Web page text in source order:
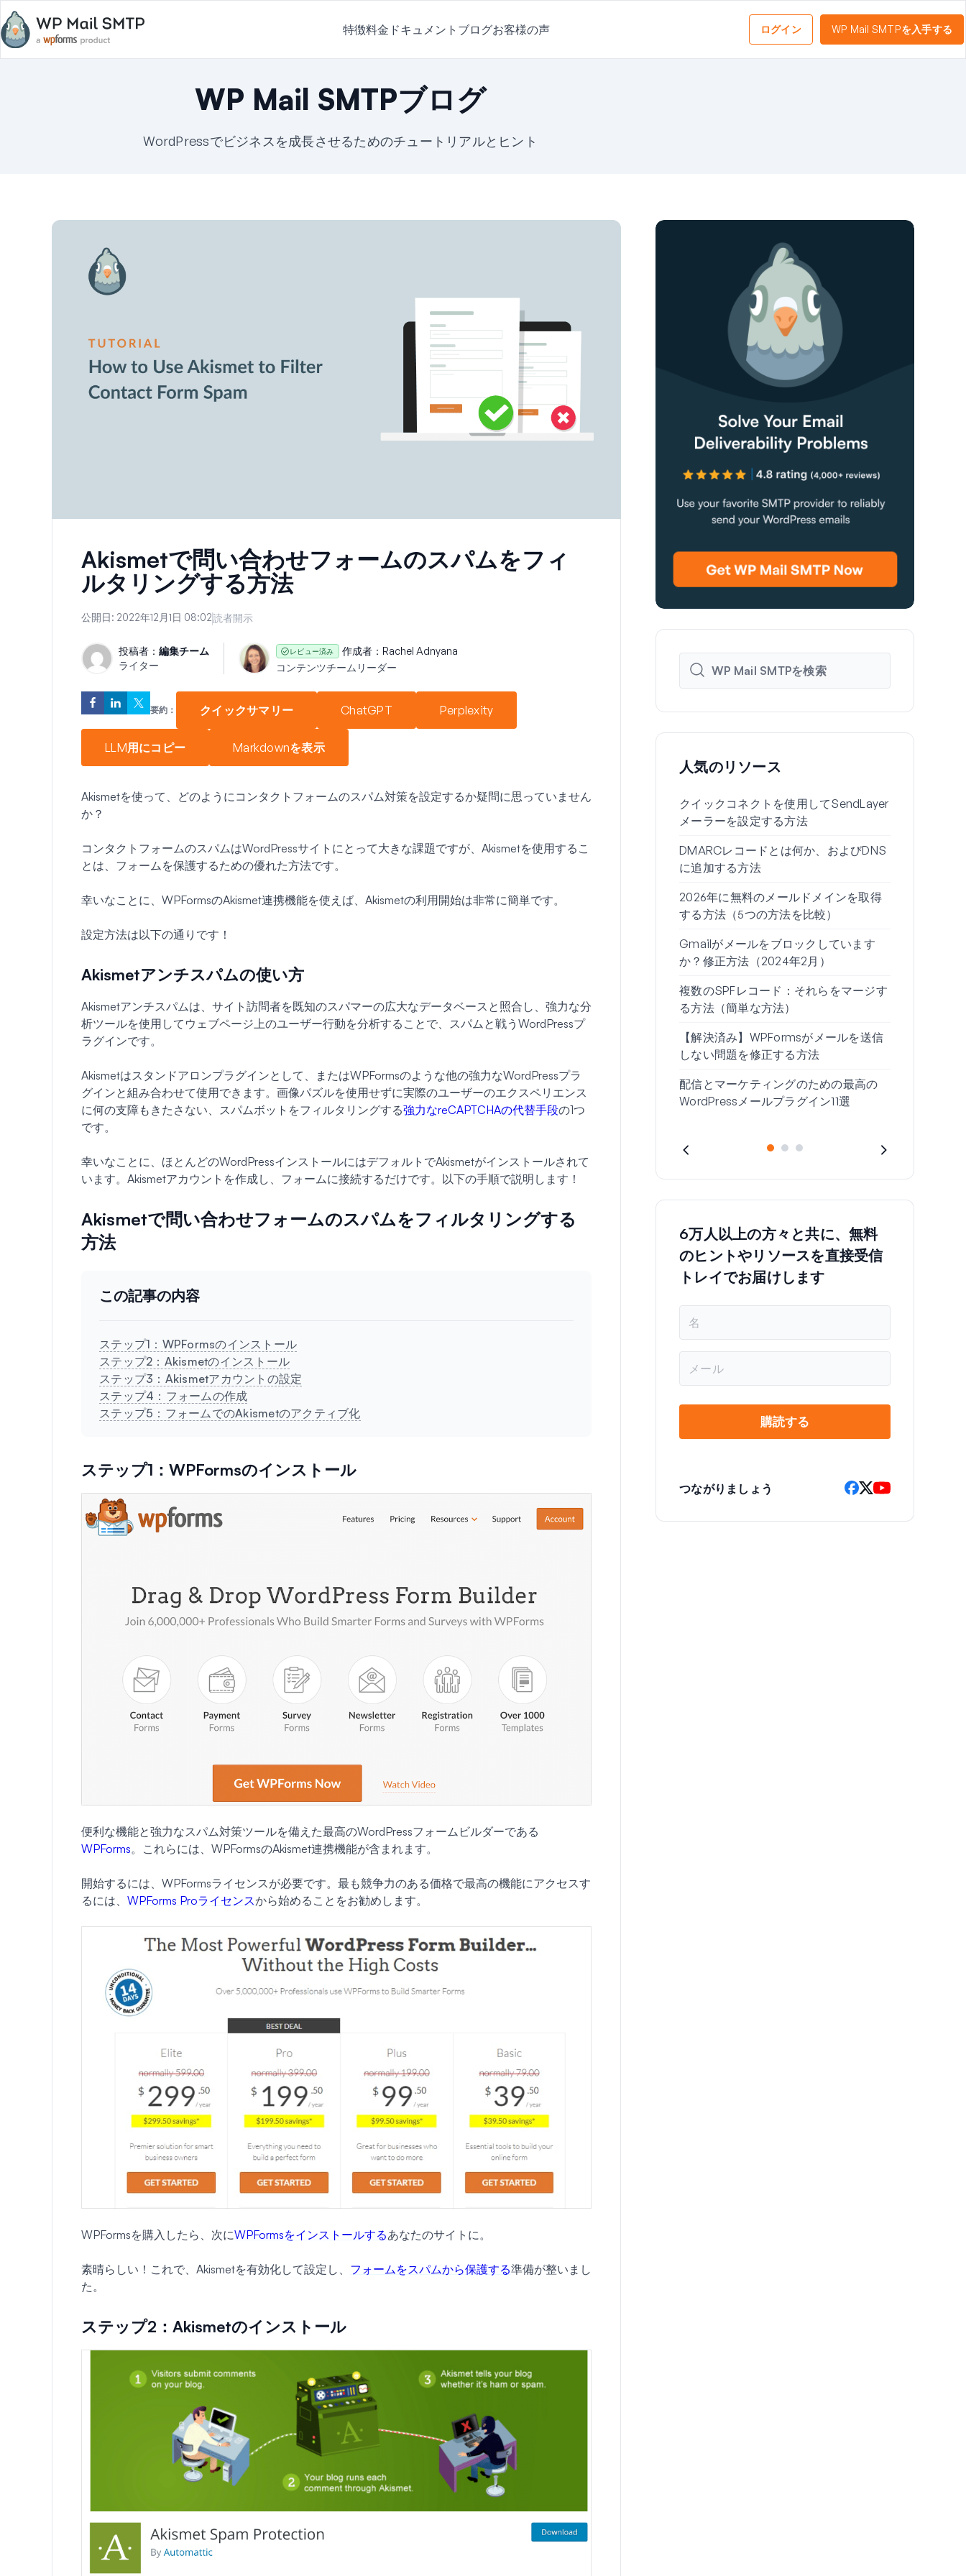
特徴料金 ドキュメント ブログお客様の声 ログイン WP Mail SMTPを入手する
WP Mail SMTPブログ
WordPressでビジネスを成長させるためのチュートリアルとヒント
Akismetで問い合わせフォームのスパムをフィ
ルタリングする方法
公開日: 2022年12月1日 08:02読者開示
投稿者： 編集チーム
ライター
レビュー済み 作成者： Rachel Adnyana
コンテンツチームリーダー
要約： クイックサマリー ChatGPT Perplexity
LLM用にコピー Markdownを表示
Akismetを使って、どのようにコンタクトフォームのスパム対策を設定するか疑問に思っていません
か？
コンタクトフォームのスパムはWordPressサイトにとって大きな課題ですが、Akismetを使用するこ
とは、フォームを保護するための優れた方法です。
幸いなことに、WPFormsのAkismet連携機能を使えば、Akismetの利用開始は非常に簡単です。
設定方法は以下の通りです！
Akismetアンチスパムの使い方
Akismetアンチスパムは、サイト訪問者を既知のスパマーの広大なデータベースと照合し、強力な分
析ツールを使用してウェブページ上のユーザー行動を分析することで、スパムと戦うWordPressプ
ラグインです。
Akismetはスタンドアロンプラグインとして、またはWPFormsのような他の強力なWordPressプラ
グインと組み合わせて使用できます。画像パズルを使用せずに実際のユーザーのエクスペリエンス
に何の支障もきたさない、スパムボットをフィルタリングする強力なreCAPTCHAの代替手段の1つ
です。
幸いなことに、ほとんどのWordPressインストールにはデフォルトでAkismetがインストールされて
います。Akismetアカウントを作成し、フォームに接続するだけです。以下の手順で説明します！
Akismetで問い合わせフォームのスパムをフィルタリングする
方法
この記事の内容
ステップ1：WPFormsのインストール
ステップ2：Akismetのインストール
ステップ3：Akismetアカウントの設定
ステップ4：フォームの作成
ステップ5：フォームでのAkismetのアクティブ化
ステップ1：WPFormsのインストール
便利な機能と強力なスパム対策ツールを備えた最高のWordPressフォームビルダーである
WPForms。これらには、WPFormsのAkismet連携機能が含まれます。
開始するには、WPFormsライセンスが必要です。最も競争力のある価格で最高の機能にアクセスす
るには、 WPForms Proライセンスから始めることをお勧めします。
WPFormsを購入したら、次にWPFormsをインストールするあなたのサイトに。
素晴らしい！これで、Akismetを有効化して設定し、 フォームをスパムから保護する準備が整いまし
た。
ステップ2：Akismetのインストール
人気のリソース
クイックコネクトを使用してSendLayer
メーラーを設定する方法
DMARCレコードとは何か、およびDNS
に追加する方法
2026年に無料のメールドメインを取得
する方法（5つの方法を比較）
Gmailがメールをブロックしています
か？修正方法（2024年2月）
複数のSPFレコード：それらをマージす
る方法（簡単な方法）
【解決済み】WPFormsがメールを送信
しない問題を修正する方法
配信とマーケティングのための最高の
WordPressメールプラグイン11選
6万人以上の方々と共に、無料
のヒントやリソースを直接受信
トレイでお届けします
*
ル
購読する
つながりましょう